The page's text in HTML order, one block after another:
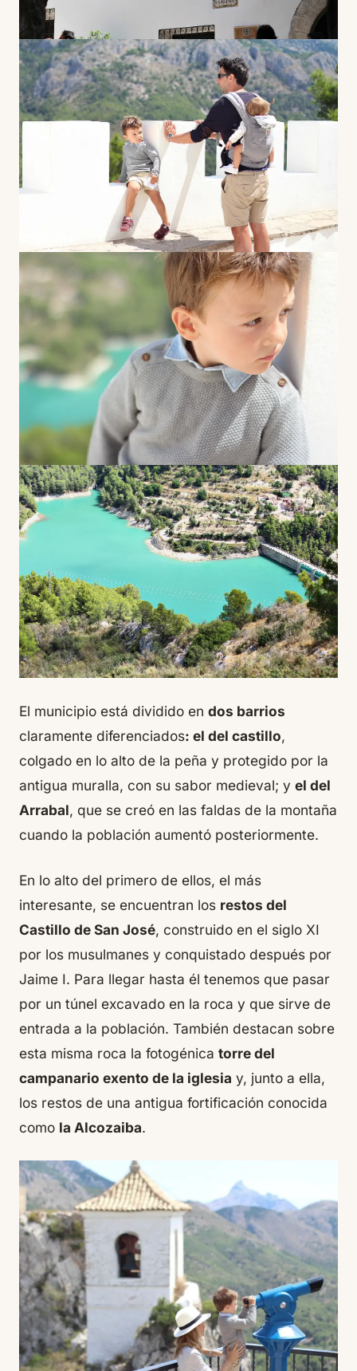
El municipio está dividido en dos barrios
claramente diferenciados: el del castillo,
colgado en lo alto de la peña y protegido por la
antigua muralla, con su sabor medieval; y el del
Arrabal, que se creó en las faldas de la montaña
cuando la población aumentó posteriormente.
En lo alto del primero de ellos, el más
interesante, se encuentran los restos del
Castillo de San José, construido en el siglo XI
por los musulmanes y conquistado después por
Jaime I. Para llegar hasta él tenemos que pasar
por un túnel excavado en la roca y que sirve de
entrada a la población. También destacan sobre
esta misma roca la fotogénica torre del
campanario exento de la iglesia y, junto a ella,
los restos de una antigua fortificación conocida
como la Alcozaiba.